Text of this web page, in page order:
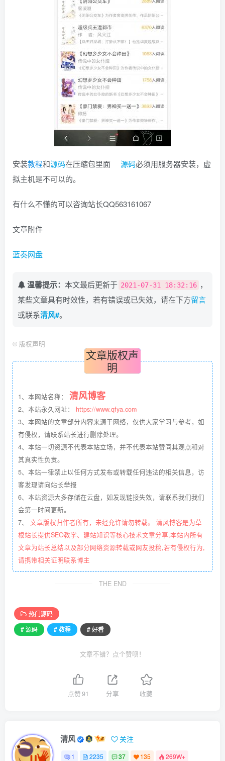
安装教程和源码在压缩包里面 源码必须用服务器安装，虚
拟主机是不可以的。
有什么不懂的可以咨询站长QQ563161067
文章附件
蓝奏网盘
温馨提示： 本文最后更新于 2021-07-31 18:32:16 ，
某些文章具有时效性，若有错误或已失效，请在下方留言
或联系清风#。
© 版权声明
文章版权声
明
1、本网站名称： 清风博客
2、本站永久网址： https://www.qfya.com
3、本网站的文章部分内容来源于网络，仅供大家学习与参考，如
有侵权，请联系站长进行删除处理。
4、本站一切资源不代表本站立场，并不代表本站赞同其观点和对
其真实性负责。
5、本站一律禁止以任何方式发布或转载任何违法的相关信息，访
客发现请向站长举报
6、本站资源大多存储在云盘，如发现链接失效，请联系我们我们
会第一时间更新。
7、 文章版权归作者所有，未经允许请勿转载。 清风博客是为草
根站长提供SEO教学、建站知识等核心技术文章分享,本站内所有
文章为站长总结以及部分网络资源转载或网友投稿,若有侵权行为,
请携带相关证明联系博主
THE END
热门源码
# 源码
# 教程 # 好看
文章不错？点个赞呗！
点赞91 分享 收藏
清风 关注
1 2235 37 135 269W+